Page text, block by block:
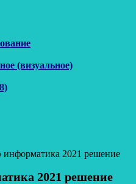
(визуальное)
информатика 2021 решение
2021 решение